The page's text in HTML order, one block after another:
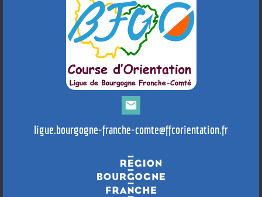
mail
ligue.bourgogne-franche-comte@ffcorientation.fr